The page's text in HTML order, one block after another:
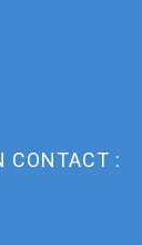
CONTACT :